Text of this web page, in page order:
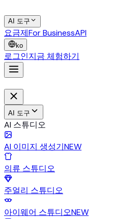
AI 도구
요금제For BusinessAPI
ko
로그인지금 체험하기
AI 도구
AI 스튜디오
AI 이미지 생성기NEW
의류 스튜디오
주얼리 스튜디오
아이웨어 스튜디오NEW